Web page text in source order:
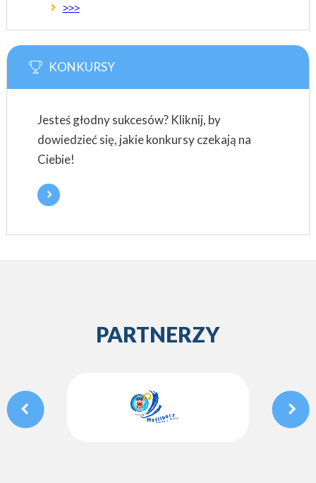
>>>
KONKURSY
Jesteś głodny sukcesów? Kliknij, by
dowiedzieć się, jakie konkursy czekają na
Ciebie!
PARTNERZY